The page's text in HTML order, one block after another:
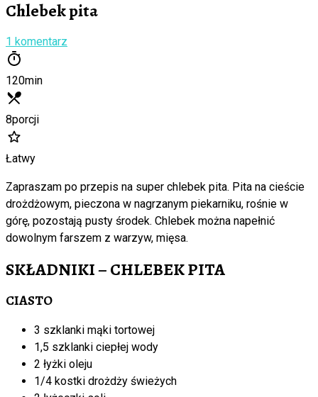
Chlebek pita
1 komentarz
120min
8porcji
Łatwy
Zapraszam po przepis na super chlebek pita. Pita na cieście
drożdżowym, pieczona w nagrzanym piekarniku, rośnie w
górę, pozostają pusty środek. Chlebek można napełnić
dowolnym farszem z warzyw, mięsa.
SKŁADNIKI – CHLEBEK PITA
CIASTO
3 szklanki mąki tortowej
1,5 szklanki ciepłej wody
2 łyżki oleju
1/4 kostki drożdży świeżych